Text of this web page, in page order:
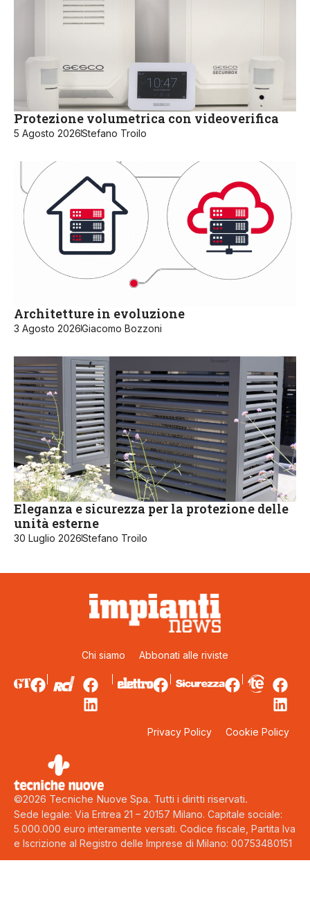
Protezione volumetrica con videoverifica
5 Agosto 2026Stefano Troilo
Architetture in evoluzione
3 Agosto 2026Giacomo Bozzoni
Eleganza e sicurezza per la protezione delle
unità esterne
30 Luglio 2026Stefano Troilo
Chi siamo Abbonati alle riviste
Privacy Policy Cookie Policy
©2026 Tecniche Nuove Spa. Tutti i diritti riservati.
Sede legale: Via Eritrea 21 – 20157 Milano. Capitale sociale:
5.000.000 euro interamente versati. Codice fiscale, Partita Iva
e Iscrizione al Registro delle Imprese di Milano: 00753480151